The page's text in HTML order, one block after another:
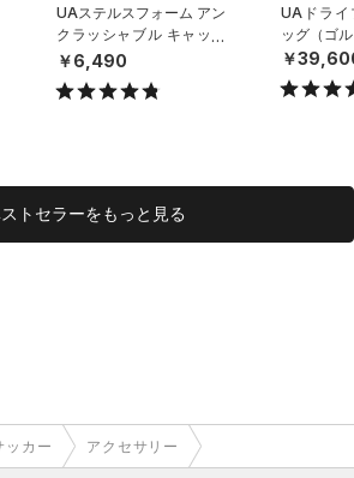
UAステルスフォーム アン
クラッシャブル キャップ
（ライフスタイル/UNISE
X）
￥6,490
UAドライ
ッグ（ゴ
￥
トセラーをもっと見る
ッカー アクセサリー